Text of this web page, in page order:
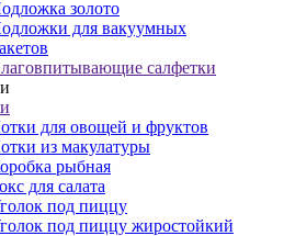
золото
для вакуумных
салфетки
для овощей и фруктов
из макулатуры
рыбная
для салата
под пиццу
под пиццу жиростойкий